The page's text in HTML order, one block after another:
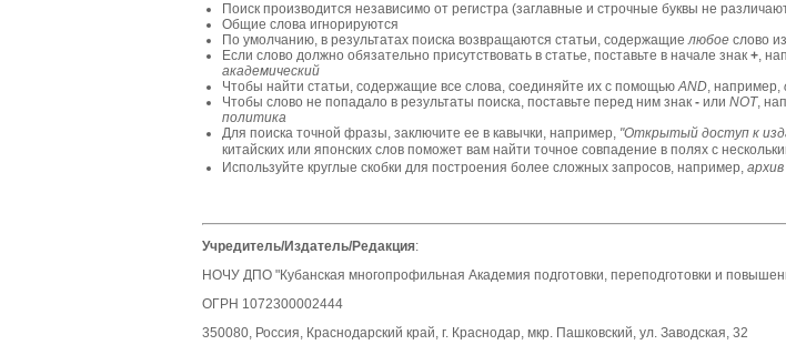
Поиск производится независимо от регистра (заглавные и строчные буквы не
Общие слова игнорируются
По умолчанию, в результатах поиска возвращаются статьи, содержащиелюбое слово
Если слово должно обязательно присутствовать в статье, поставьте в начале знак +,
академический
Чтобы найти статьи, содержащие все слова, соединяйте их с помощьюAND, например,
Чтобы слово не попадало в результаты поиска, поставьте перед ним знак - или NOT,
политика
Для поиска точной фразы, заключите ее в кавычки, например, "Открытый доступ к
китайских или японских слов поможет вам найти точное совпадение в полях с
Используйте круглые скобки для построения более сложных запросов, например,
Учредитель/Издатель/Редакция:
НОЧУ ДПО "Кубанская многопрофильная Академия подготовки, переподготовки и
ОГРН 1072300002444
350080, Россия, Краснодарский край, г. Краснодар, мкр. Пашковский, ул. Заводская, 32